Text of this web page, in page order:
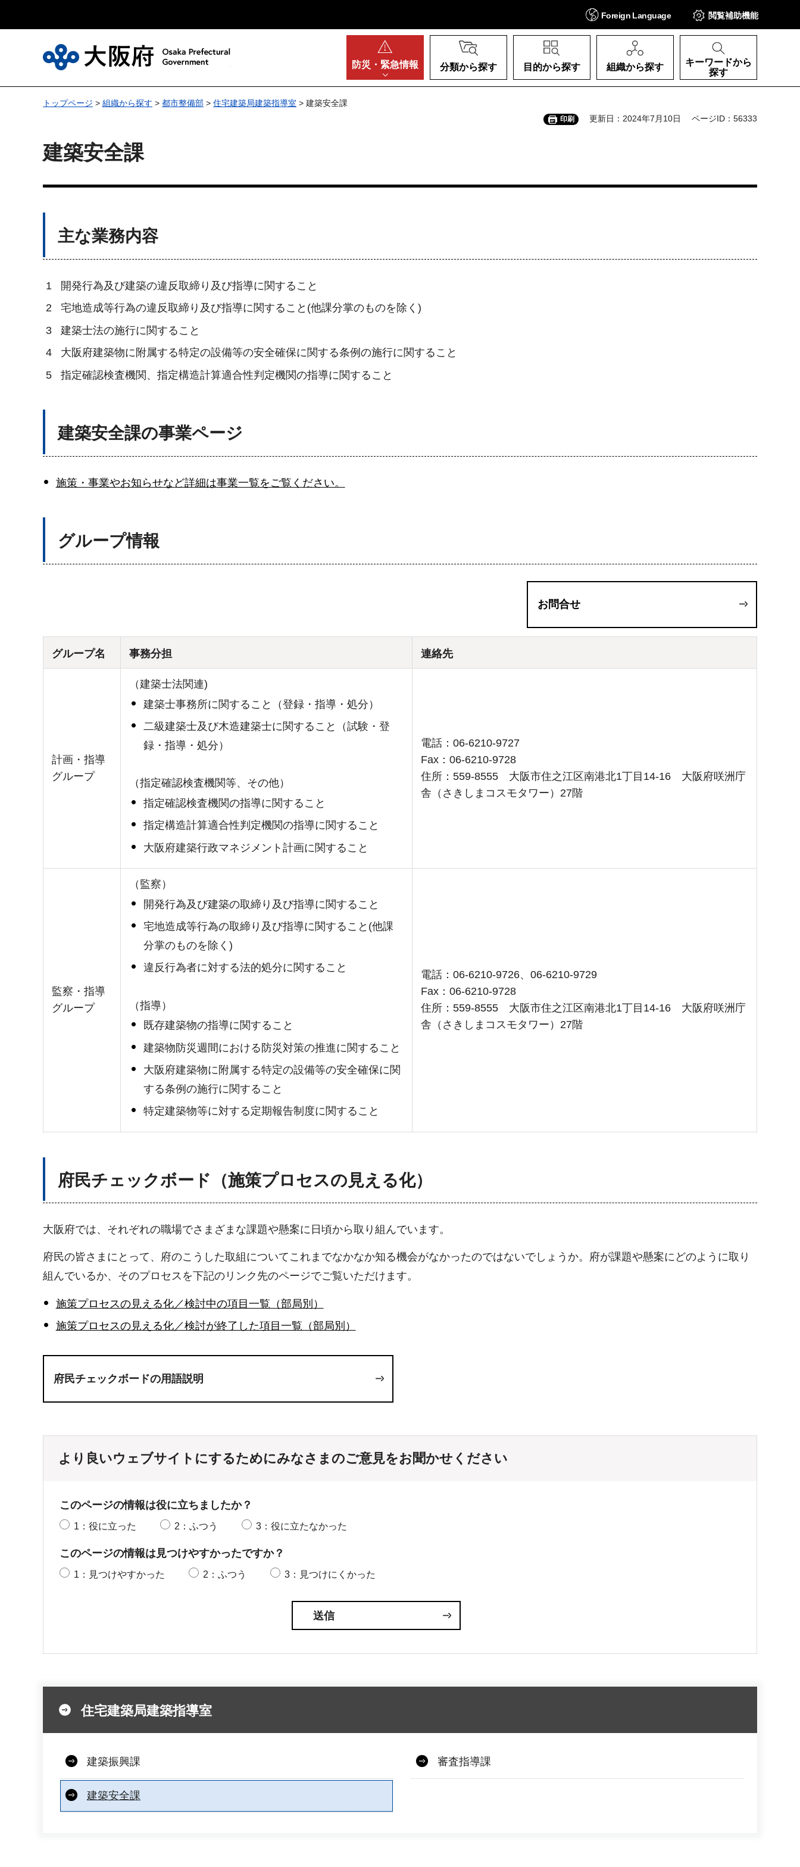
Foreign Language 閲覧補助機能
防災・ 緊急情報 分類から探す 目的から探す 組織から探す
キーワードから
探す
トップページ > 組織から探す > 都市整備部 > 住宅建築局建築指導室 > 建築安全課
印刷 更新日：2024年7月10日 ページID：56333
建築安全課
主な業務内容
1
開発行為及び建築の違反取締り及び指導に関すること
2
宅地造成等行為の違反取締り及び指導に関すること(他課分掌のものを除く)
3
建築士法の施行に関すること
4
大阪府建築物に附属する特定の設備等の安全確保に関する条例の施行に関すること
5
指定確認検査機関、指定構造計算適合性判定機関の指導に関すること
建築安全課の事業ページ
施策・事業やお知らせなど詳細は事業一覧をご覧ください。
グループ情報
お問合せ
グループ名 事務分担 連絡先
計画・指導
グループ
（建築士法関連)
建築士事務所に関すること（登録・指導・処分）
二級建築士及び木造建築士に関すること（試験・登
録・指導・処分）
（指定確認検査機関等、その他）
指定確認検査機関の指導に関すること
指定構造計算適合性判定機関の指導に関すること
大阪府建築行政マネジメント計画に関すること
電話：06-6210-9727
Fax：06-6210-9728
住所：559-8555 大阪市住之江区南港北1丁目14-16 大阪府咲洲庁
舎（さきしまコスモタワー）27階
監察・指導
グループ
（監察）
開発行為及び建築の取締り及び指導に関すること
宅地造成等行為の取締り及び指導に関すること(他課
分掌のものを除く)
違反行為者に対する法的処分に関すること
（指導）
既存建築物の指導に関すること
建築物防災週間における防災対策の推進に関すること
大阪府建築物に附属する特定の設備等の安全確保に関
する条例の施行に関すること
特定建築物等に対する定期報告制度に関すること
電話：06-6210-9726、06-6210-9729
Fax：06-6210-9728
住所：559-8555 大阪市住之江区南港北1丁目14-16 大阪府咲洲庁
舎（さきしまコスモタワー）27階
府民チェックボード（施策プロセスの見える化）
大阪府では、それぞれの職場でさまざまな課題や懸案に日頃から取り組んでいます。
府民の皆さまにとって、府のこうした取組についてこれまでなかなか知る機会がなかったのではないでしょうか。府が課題や懸案にどのように取り
組んでいるか、そのプロセスを下記のリンク先のページでご覧いただけます。
施策プロセスの見える化／検討中の項目一覧（部局別）
施策プロセスの見える化／検討が終了した項目一覧（部局別）
府民チェックボードの用語説明
より良いウェブサイトにするためにみなさまのご意見をお聞かせください
このページの情報は役に立ちましたか？
1：役に立った 2：ふつう 3：役に立たなかった
このページの情報は見つけやすかったですか？
1：見つけやすかった 2：ふつう 3：見つけにくかった
住宅建築局建築指導室
建築振興課 審査指導課
建築安全課